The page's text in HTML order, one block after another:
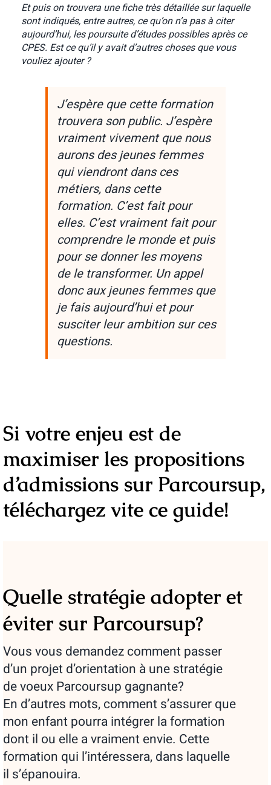
Et puis on trouvera une fiche très détaillée sur laquelle
sont indiqués, entre autres, ce qu’on n’a pas à citer
aujourd’hui, les poursuite d’études possibles après ce
CPES. Est ce qu’il y avait d’autres choses que vous
vouliez ajouter ?
J’espère que cette formation
trouvera son public. J’espère
vraiment vivement que nous
aurons des jeunes femmes
qui viendront dans ces
métiers, dans cette
formation. C’est fait pour
elles. C’est vraiment fait pour
comprendre le monde et puis
pour se donner les moyens
de le transformer. Un appel
donc aux jeunes femmes que
je fais aujourd’hui et pour
susciter leur ambition sur ces
questions.
Si votre enjeu est de
maximiser les propositions
d’admissions sur Parcoursup,
téléchargez vite ce guide!
Quelle stratégie adopter et
éviter sur Parcoursup?
Vous vous demandez comment passer
d’un projet d’orientation à une stratégie
de voeux Parcoursup gagnante?
En d’autres mots, comment s’assurer que
mon enfant pourra intégrer la formation
dont il ou elle a vraiment envie. Cette
formation qui l’intéressera, dans laquelle
il s’épanouira.